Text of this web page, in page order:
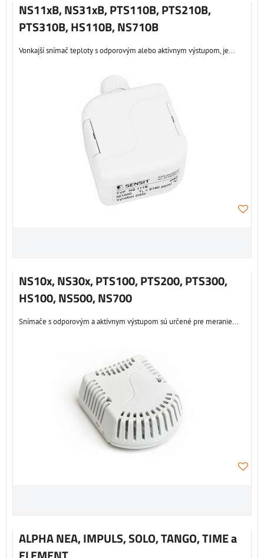
NS11xB, NS31xB, PTS110B, PTS210B,
PTS310B, HS110B, NS710B
Vonkajší snímač teploty s odporovým alebo aktívnym výstupom, je...
NS10x, NS30x, PTS100, PTS200, PTS300,
HS100, NS500, NS700
Snímače s odporovým a aktívnym výstupom sú určené pre meranie...
ALPHA NEA, IMPULS, SOLO, TANGO, TIME a